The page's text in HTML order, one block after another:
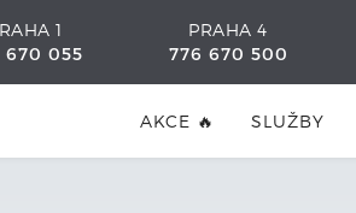
1
670 055
PRAHA 4
776 670 500
AKCE 🔥 SLUŽBY